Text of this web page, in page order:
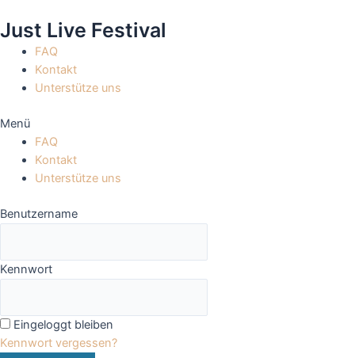
Inhalt
springen
Just Live Festival
FAQ
Kontakt
Unterstütze uns
Menü
FAQ
Kontakt
Unterstütze uns
Benutzername
Kennwort
Eingeloggt bleiben
Kennwort vergessen?